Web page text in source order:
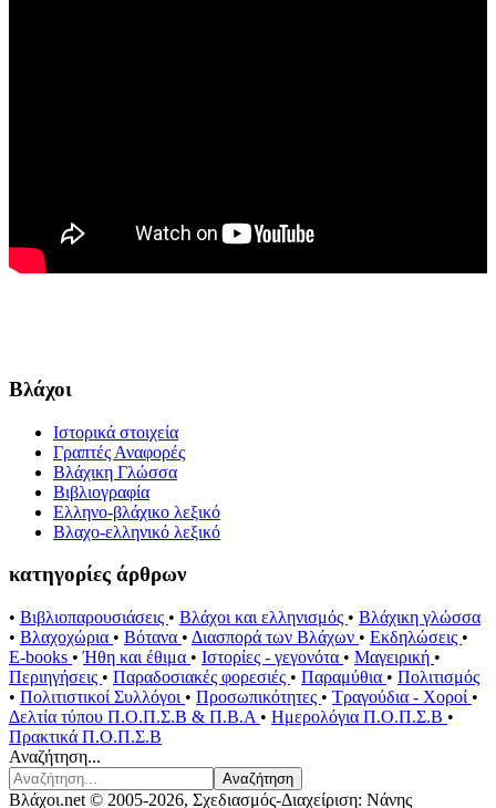
Βλάχοι
Ιστορικά στοιχεία
Γραπτές Αναφορές
Βλάχικη Γλώσσα
Βιβλιογραφία
Ελληνο-βλάχικο λεξικό
Βλαχο-ελληνικό λεξικό
κατηγορίες άρθρων
• Βιβλιοπαρουσιάσεις • Βλάχοι και ελληνισμός • Βλάχικη γλώσσα
• Βλαχοχώρια • Βότανα • Διασπορά των Βλάχων • Εκδηλώσεις •
E-books •Ήθη και έθιμα • Ιστορίες - γεγονότα • Μαγειρική •
Περιηγήσεις • Παραδοσιακές φορεσιές • Παραμύθια • Πολιτισμός
• Πολιτιστικοί Συλλόγοι • Προσωπικότητες • Τραγούδια - Χοροί •
Δελτία τύπου Π.Ο.Π.Σ.Β & Π.Β.Α • Ημερολόγια Π.Ο.Π.Σ.Β •
Πρακτικά Π.Ο.Π.Σ.Β
Αναζήτηση...
Αναζήτηση
Βλάχοι.net © 2005-2026, Σχεδιασμός-Διαχείριση: Νάνης